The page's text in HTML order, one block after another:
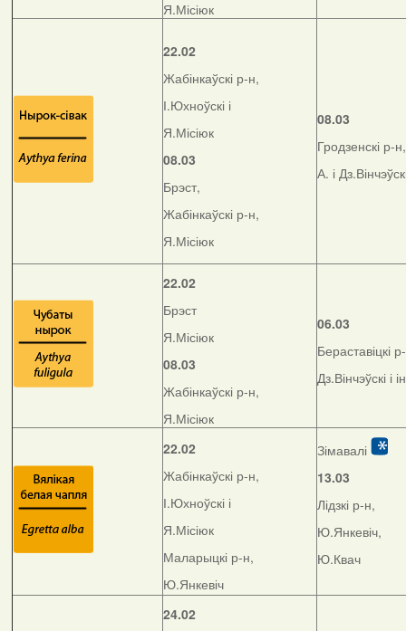
Я.Місіюк
22.02
Жабінкаўскі р-н,
І.Юхноўскі і
Я.Місіюк
08.03
Брэст,
Жабінкаўскі р-н,
Я.Місіюк
08.03
Гродзенскі р-н,
А. і
22.02
Брэст
Я.Місіюк
08.03
Жабінкаўскі р-н,
Я.Місіюк
06.03
Бераставіцкі
Дз.Вінчэўскі і
22.02
Жабінкаўскі р-н,
І.Юхноўскі і
Я.Місіюк
Маларыцкі р-н,
Ю.Янкевіч
Зімавалі
13.03
Лідзкі р-н,
Ю.Янкевіч,
Ю.Квач
24.02